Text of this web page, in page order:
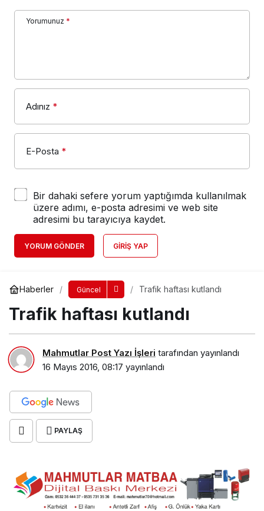
Yorumunuz *
Adınız *
E-Posta *
Bir dahaki sefere yorum yaptığımda kullanılmak
üzere adımı, e-posta adresimi ve web site
adresimi bu tarayıcıya kaydet.
YORUM GÖNDER GIRIŞ YAP
Haberler Güncel Trafik haftası kutlandı
Trafik haftası kutlandı
Mahmutlar Post Yazı İşleri tarafından yayınlandı
16 Mayıs 2016, 08:17 yayınlandı
PAYLAŞ